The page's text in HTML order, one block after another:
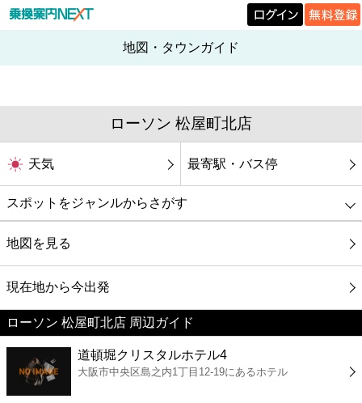
地図・タウンガイド
ローソン 松屋町北店
天気 最寄駅・バス停
スポットをジャンルからさがす
グルメ
映画
美容
コンビニ
地図を見る
現在地から今出発
ローソン 松屋町北店 周辺ガイド
道頓堀クリスタルホテル4
大阪市中央区島之内1丁目12-19にあるホテル